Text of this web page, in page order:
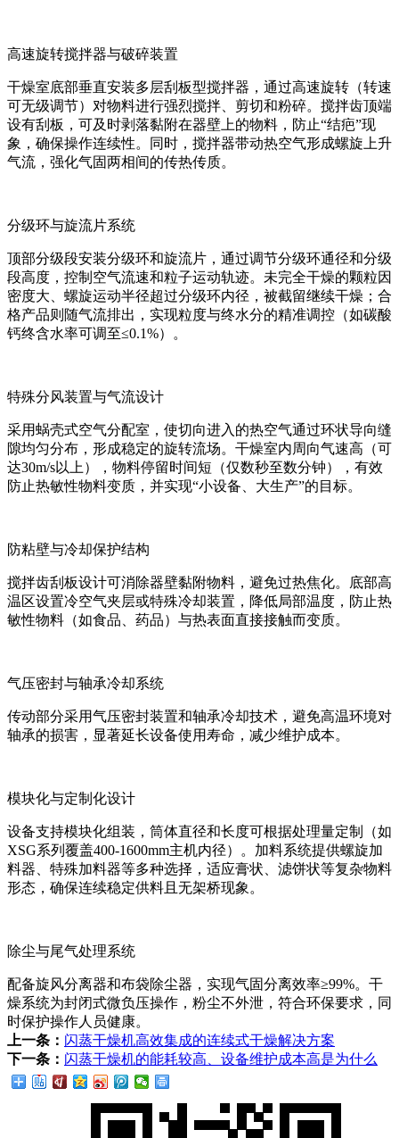
高速旋转搅拌器与破碎装置
干燥室底部垂直安装多层刮板型搅拌器，通过高速旋转（转速
可无级调节）对物料进行强烈搅拌、剪切和粉碎。搅拌齿顶端
设有刮板，可及时剥落黏附在器壁上的物料，防止“结疤”现
象，确保操作连续性。同时，搅拌器带动热空气形成螺旋上升
气流，强化气固两相间的传热传质。
分级环与旋流片系统
顶部分级段安装分级环和旋流片，通过调节分级环通径和分级
段高度，控制空气流速和粒子运动轨迹。未完全干燥的颗粒因
密度大、螺旋运动半径超过分级环内径，被截留继续干燥；合
格产品则随气流排出，实现粒度与终水分的精准调控（如碳酸
钙终含水率可调至≤0.1%）。
特殊分风装置与气流设计
采用蜗壳式空气分配室，使切向进入的热空气通过环状导向缝
隙均匀分布，形成稳定的旋转流场。干燥室内周向气速高（可
达30m/s以上），物料停留时间短（仅数秒至数分钟），有效
防止热敏性物料变质，并实现“小设备、大生产”的目标。
防粘壁与冷却保护结构
搅拌齿刮板设计可消除器壁黏附物料，避免过热焦化。底部高
温区设置冷空气夹层或特殊冷却装置，降低局部温度，防止热
敏性物料（如食品、药品）与热表面直接接触而变质。
气压密封与轴承冷却系统
传动部分采用气压密封装置和轴承冷却技术，避免高温环境对
轴承的损害，显著延长设备使用寿命，减少维护成本。
模块化与定制化设计
设备支持模块化组装，筒体直径和长度可根据处理量定制（如
XSG系列覆盖400-1600mm主机内径）。加料系统提供螺旋加
料器、特殊加料器等多种选择，适应膏状、滤饼状等复杂物料
形态，确保连续稳定供料且无架桥现象。
除尘与尾气处理系统
配备旋风分离器和布袋除尘器，实现气固分离效率≥99%。干
燥系统为封闭式微负压操作，粉尘不外泄，符合环保要求，同
时保护操作人员健康。
上一条： 闪蒸干燥机高效集成的连续式干燥解决方案
下一条： 闪蒸干燥机的能耗较高、设备维护成本高是为什么